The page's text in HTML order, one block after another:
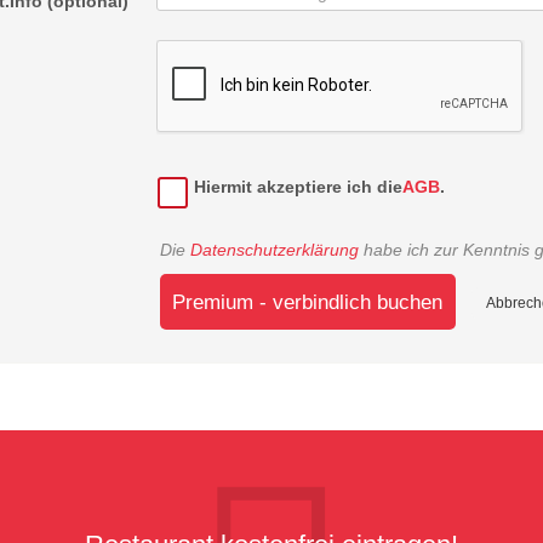
Hiermit akzeptiere ich dieAGB.
Die Datenschutzerklärung habe ich zur Kenntnis
Premium - verbindlich buchen